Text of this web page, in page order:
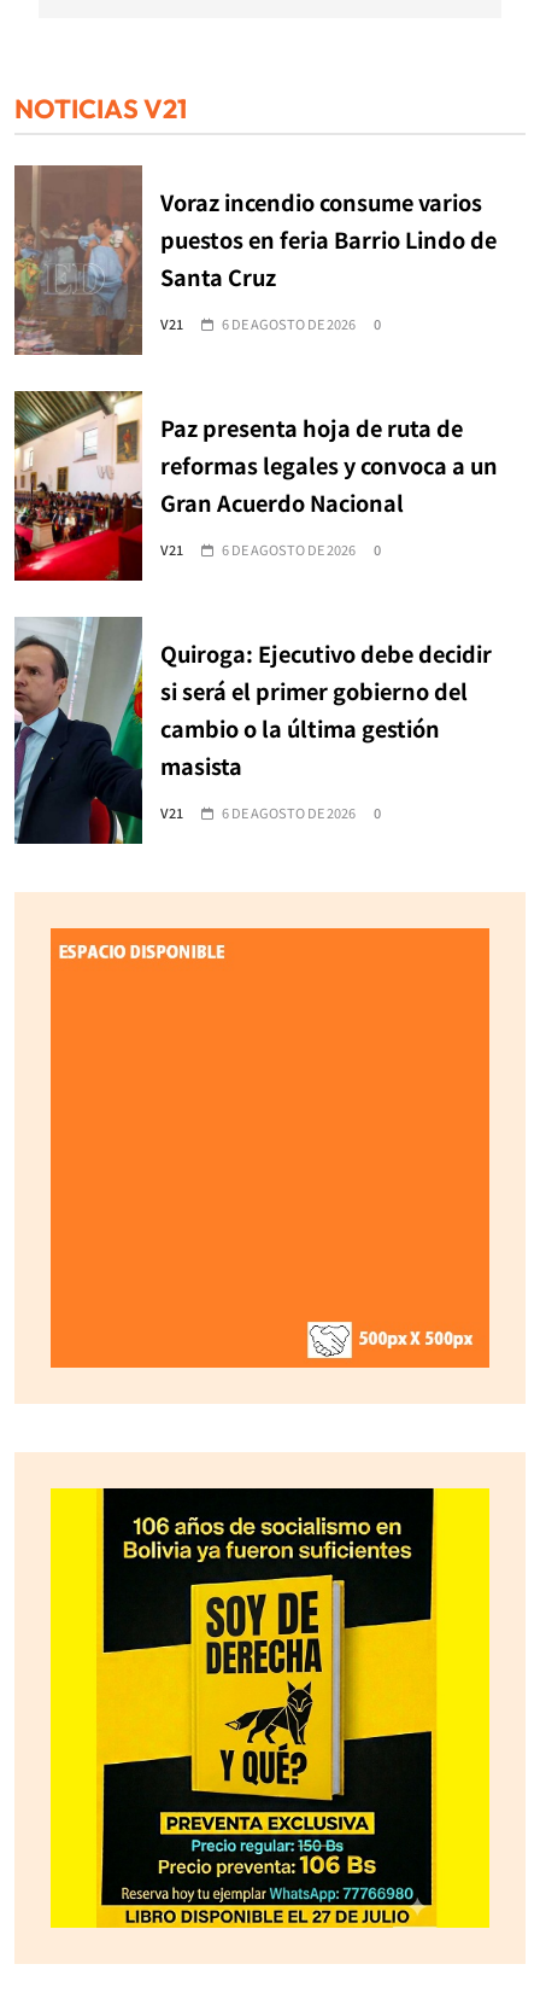
NOTICIAS V21
Voraz incendio consume varios
puestos en feria Barrio Lindo de
Santa Cruz
V21 6 DE AGOSTO DE 2026 0
Paz presenta hoja de ruta de
reformas legales y convoca a un
Gran Acuerdo Nacional
V21 6 DE AGOSTO DE 2026 0
Quiroga: Ejecutivo debe decidir
si será el primer gobierno del
cambio o la última gestión
masista
V21 6 DE AGOSTO DE 2026 0